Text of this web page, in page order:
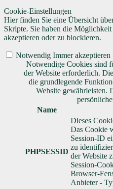
Cookie-Einstellungen
Hier finden Sie eine Übersicht
Skripte. Sie haben die
akzeptieren oder zu blockieren.
Notwendig Immer akzeptieren
Notwendige Cookies sind
der Website erforderlich.
die grundlegende
Website gewährleisten.
Name
PHPSESSID
Dieses
Das Cookie
Session-ID
zu
der Website
Session-
Browser-
Anbieter -